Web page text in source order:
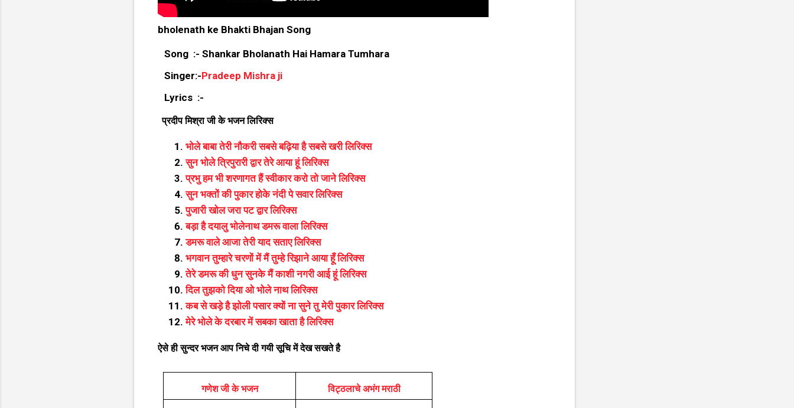
bholenath ke Bhakti Bhajan Song
Song :- Shankar Bholanath Hai Hamara Tumhara
Singer:-Pradeep Mishra ji
Lyrics :-
प्रदीप मिश्रा जी के भजन लिरिक्स
भोले बाबा तेरी नौकरी सबसे बढ़िया है सबसे खरी लिरिक्स
सुन भोले त्रिपुरारी द्वार तेरे आया हूं लिरिक्स
प्रभु हम भी शरणागत हैं स्वीकार करो तो जाने लिरिक्स
सुन भक्तों की पुकार होके नंदी पे सवार लिरिक्स
पुजारी खोल जरा पट द्वार लिरिक्स
बड़ा है दयालु भोलेनाथ डमरू वाला लिरिक्स
डमरू वाले आजा तेरी याद सताए लिरिक्स
भगवान तुम्हारे चरणों में मैं तुम्हे रिझाने आया हूँ लिरिक्स
तेरे डमरू की धुन सुनके मैं काशी नगरी आई हूं लिरिक्स
दिल तुझको दिया ओ भोले नाथ लिरिक्स
कब से खड़े है झोली पसार क्यों ना सुने तु मेरी पुकार लिरिक्स
मेरे भोले के दरबार में सबका खाता है लिरिक्स
ऐसे ही सुन्दर भजन आप निचे दी गयी सूचि में देख सखते है
गणेश जी के भजन विट्ठलाचे अभंग मराठी